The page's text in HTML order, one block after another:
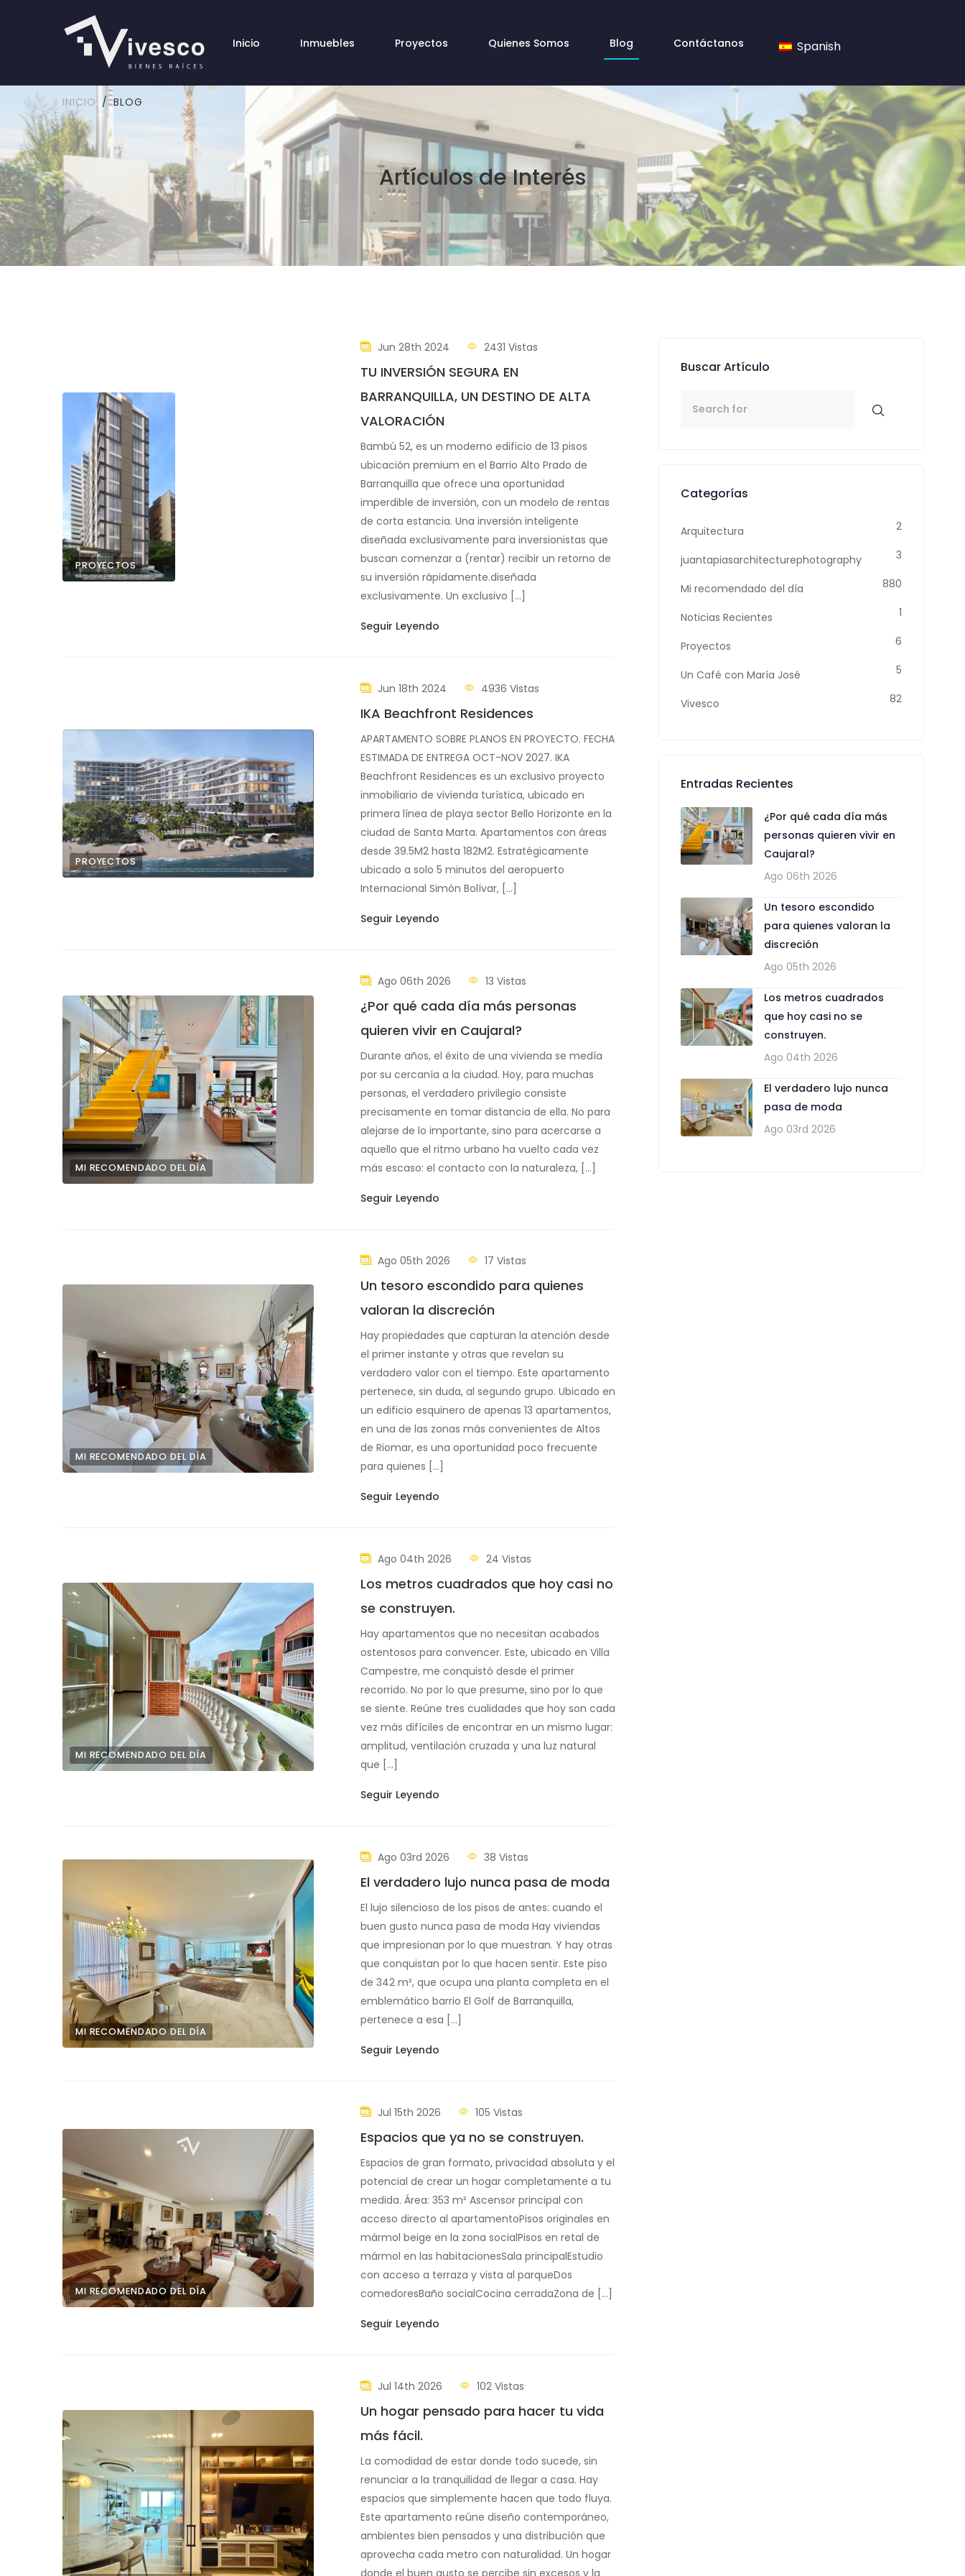
Inicio Inmuebles Proyectos Quienes Somos Blog Contáctanos Spanish
INICIO BLOG
Artículos de Interés
PROYECTOS
Jun 28th 2024 2431 Vistas
TU INVERSIÓN SEGURA EN
BARRANQUILLA, UN DESTINO DE ALTA
VALORACIÓN
Bambú 52, es un moderno edificio de 13 pisos
ubicación premium en el Barrio Alto Prado de
Barranquilla que ofrece una oportunidad
imperdible de inversión, con un modelo de rentas
de corta estancia. Una inversión inteligente
diseñada exclusivamente para inversionistas que
buscan comenzar a (rentar) recibir un retorno de
su inversión rápidamente.diseñada
exclusivamente. Un exclusivo […]
Seguir Leyendo
PROYECTOS
Jun 18th 2024 4936 Vistas
IKA Beachfront Residences
APARTAMENTO SOBRE PLANOS EN PROYECTO. FECHA
ESTIMADA DE ENTREGA OCT-NOV 2027. IKA
Beachfront Residences es un exclusivo proyecto
inmobiliario de vivienda turística, ubicado en
primera línea de playa sector Bello Horizonte en la
ciudad de Santa Marta. Apartamentos con áreas
desde 39.5M2 hasta 182M2. Estratégicamente
ubicado a solo 5 minutos del aeropuerto
Internacional Simón Bolívar, […]
Seguir Leyendo
MI RECOMENDADO DEL DÍA
Ago 06th 2026 13 Vistas
¿Por qué cada día más personas
quieren vivir en Caujaral?
Durante años, el éxito de una vivienda se medía
por su cercanía a la ciudad. Hoy, para muchas
personas, el verdadero privilegio consiste
precisamente en tomar distancia de ella. No para
alejarse de lo importante, sino para acercarse a
aquello que el ritmo urbano ha vuelto cada vez
más escaso: el contacto con la naturaleza, […]
Seguir Leyendo
MI RECOMENDADO DEL DÍA
Ago 05th 2026 17 Vistas
Un tesoro escondido para quienes
valoran la discreción
Hay propiedades que capturan la atención desde
el primer instante y otras que revelan su
verdadero valor con el tiempo. Este apartamento
pertenece, sin duda, al segundo grupo. Ubicado en
un edificio esquinero de apenas 13 apartamentos,
en una de las zonas más convenientes de Altos
de Riomar, es una oportunidad poco frecuente
para quienes […]
Seguir Leyendo
MI RECOMENDADO DEL DÍA
Ago 04th 2026 24 Vistas
Los metros cuadrados que hoy casi no
se construyen.
Hay apartamentos que no necesitan acabados
ostentosos para convencer. Este, ubicado en Villa
Campestre, me conquistó desde el primer
recorrido. No por lo que presume, sino por lo que
se siente. Reúne tres cualidades que hoy son cada
vez más difíciles de encontrar en un mismo lugar:
amplitud, ventilación cruzada y una luz natural
que […]
Seguir Leyendo
MI RECOMENDADO DEL DÍA
Ago 03rd 2026 38 Vistas
El verdadero lujo nunca pasa de moda
El lujo silencioso de los pisos de antes: cuando el
buen gusto nunca pasa de moda Hay viviendas
que impresionan por lo que muestran. Y hay otras
que conquistan por lo que hacen sentir. Este piso
de 342 m², que ocupa una planta completa en el
emblemático barrio El Golf de Barranquilla,
pertenece a esa […]
Seguir Leyendo
MI RECOMENDADO DEL DÍA
Jul 15th 2026 105 Vistas
Espacios que ya no se construyen.
Espacios de gran formato, privacidad absoluta y el
potencial de crear un hogar completamente a tu
medida. Área: 353 m² Ascensor principal con
acceso directo al apartamentoPisos originales en
mármol beige en la zona socialPisos en retal de
mármol en las habitacionesSala principalEstudio
con acceso a terraza y vista al parqueDos
comedoresBaño socialCocina cerradaZona de […]
Seguir Leyendo
Jul 14th 2026 102 Vistas
Un hogar pensado para hacer tu vida
más fácil.
La comodidad de estar donde todo sucede, sin
renunciar a la tranquilidad de llegar a casa. Hay
espacios que simplemente hacen que todo fluya.
Este apartamento reúne diseño contemporáneo,
ambientes bien pensados y una distribución que
aprovecha cada metro con naturalidad. Un hogar
Buscar Artículo
Categorías
Arquitectura 2
juantapiasarchitecturephotography 3
Mi recomendado del día 880
Noticias Recientes 1
Proyectos 6
Un Café con María José 5
Vivesco 82
Entradas Recientes
¿Por qué cada día más
personas quieren vivir en
Caujaral?
Ago 06th 2026
Un tesoro escondido
para quienes valoran la
discreción
Ago 05th 2026
Los metros cuadrados
que hoy casi no se
construyen.
Ago 04th 2026
El verdadero lujo nunca
pasa de moda
Ago 03rd 2026